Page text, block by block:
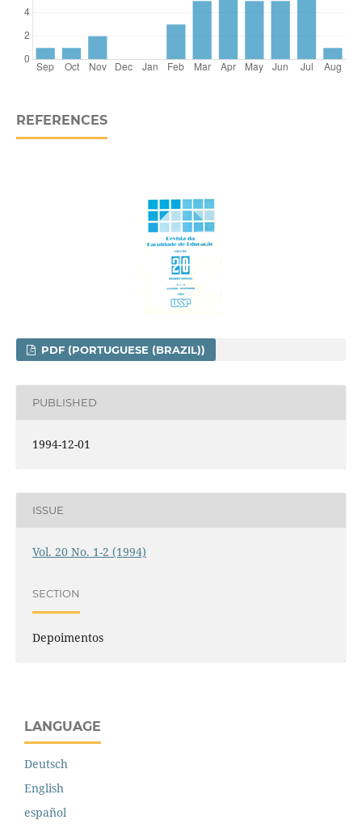
REFERENCES
PDF (PORTUGUESE (BRAZIL))
PUBLISHED
1994-12-01
ISSUE
Vol. 20 No. 1-2 (1994)
SECTION
Depoimentos
LANGUAGE
Deutsch
English
español